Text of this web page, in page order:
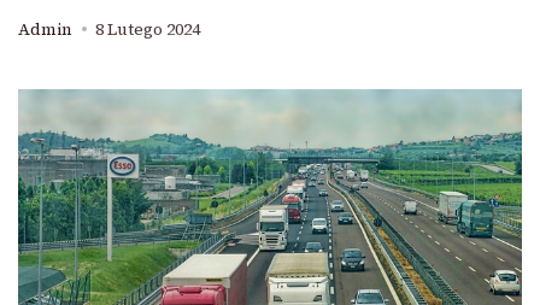
Admin 8 Lutego 2024